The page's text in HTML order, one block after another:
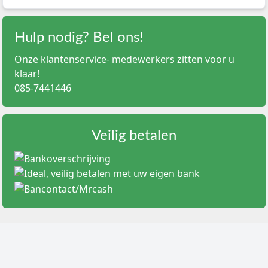
Hulp nodig? Bel ons!
Onze klantenservice- medewerkers zitten voor u
klaar!
085-7441446
Veilig betalen
precisie van de toediening. Wij voeren onder andere de
nauwkeurige doseringen en pediatrische toepassingen.
Vaak uitgerust met een fijnere schaalverdeling.
Standaard volumes (5 ml - 10 ml):
Grote volumes (20 ml - 100 ml):Veelal ingezet voor het
van grotere hoeveelheden spoelvloeistof.
Materiaal en transparantie
Onze spuiten zijn vervaardigd uit hoogwaardig
polypropyleen. De cilinders zijn kristalhelder, waardoor
luchtbellen en vloeistofniveaus direct zichtbaar zijn. De
maataanduidingen zijn gedrukt met veegvaste inkt, zodat